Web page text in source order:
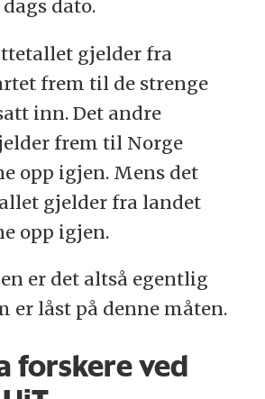
dato.
gjelder fra
frem til de strenge
inn. Det andre
frem til Norge
opp igjen. Mens det
gjelder fra landet
opp igjen.
er det altså egentlig
er låst på denne måten.
forskere ved